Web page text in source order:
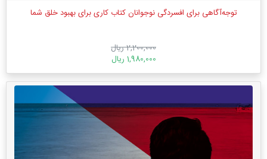
توجه‌آگاهی برای افسردگی نوجوانان کتاب کاری برای بهبود خلق شما
2,200,000 ریال
1,980,000 ریال